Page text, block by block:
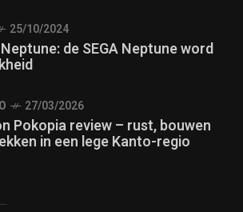
25/10/2024
de SEGA Neptune word
27/03/2026
Pokopia review – rust, bouwen
in een lege Kanto-regio